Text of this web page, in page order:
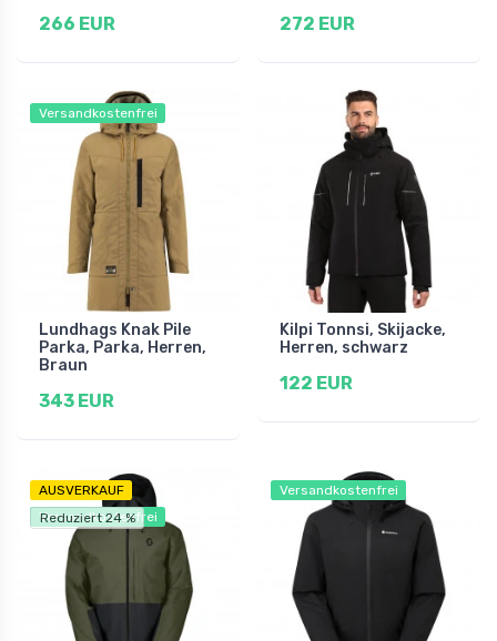
266 EUR 272 EUR
Versandkostenfrei
Lundhags Knak Pile
Parka, Parka, Herren,
Braun
343 EUR
Kilpi Tonnsi, Skijacke,
Herren, schwarz
122 EUR
AUSVERKAUF
Versandkostenfrei
Reduziert 24 %
Versandkostenfrei